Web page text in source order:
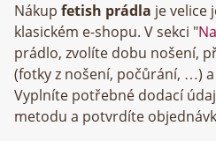
Nákup fetish prádla je velice
klasickém e-shopu. V sekci "
prádlo, zvolíte dobu nošení,
(fotky z nošení, počůrání, …)
Vyplníte potřebné dodací
metodu a potvrdíte